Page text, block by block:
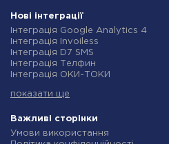
Інтеграція Rozetka
Інтеграція OpenAI (ChatGPT)
Інтеграція Binotel
Інтеграція Prom
Інтеграція Приват24
Інтеграція OLX
Інтеграція SendPulse
Інтеграція Stream Telecom
Інтеграція Google Analytics
Нові інтеграції
Інтеграція Google Analytics 4
Інтеграція Invoiless
Інтеграція D7 SMS
Інтеграція Телфин
Інтеграція ОКИ-ТОКИ
Інтеграція Microsoft Dynamics 365
Інтеграція TxtSync
Інтеграція Wire2Air
Інтеграція Corezoid
показати ще
Важливі сторінки
Умови використання